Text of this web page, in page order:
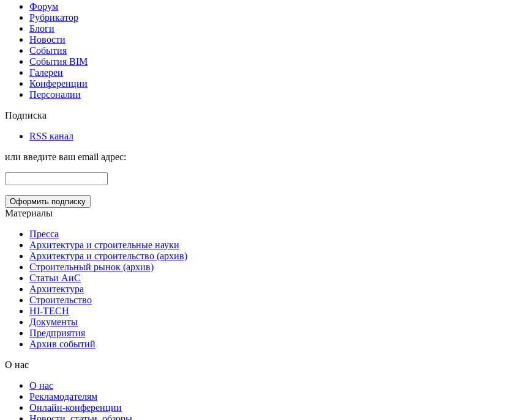
Форум
Рубрикатор
Блоги
Новости
События
События BIM
Галереи
Конференции
Персоналии
Подписка
RSS канал
или введите ваш email адрес:
Материалы
Пресса
Архитектура и строительные науки
Архитектура и строительство (архив)
Строительный рынок (архив)
Статьи АиС
Архитектура
Строительство
HI-TECH
Документы
Предприятия
Архив событий
О нас
О нас
Рекламодателям
Онлайн-конференции